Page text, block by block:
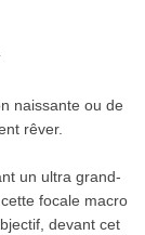
naissante ou de
rêver.
un ultra grand-
focale macro
devant cet